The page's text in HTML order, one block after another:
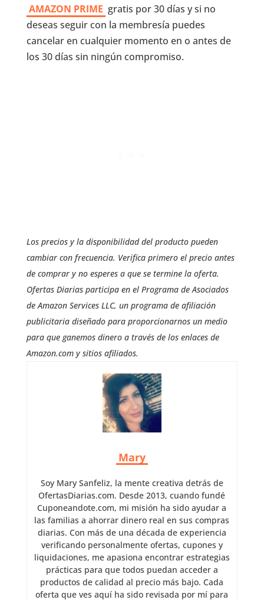
AMAZON PRIME gratis por 30 días y si no
deseas seguir con la membresía puedes
cancelar en cualquier momento en o antes de
los 30 días sin ningún compromiso.
Los precios y la disponibilidad del producto pueden
cambiar con frecuencia. Verifica primero el precio antes
de comprar y no esperes a que se termine la oferta.
Ofertas Diarias participa en el Programa de Asociados
de Amazon Services LLC, un programa de afiliación
publicitaria diseñado para proporcionarnos un medio
para que ganemos dinero a través de los enlaces de
Amazon.com y sitios afiliados.
Mary
Soy Mary Sanfeliz, la mente creativa detrás de
OfertasDiarias.com. Desde 2013, cuando fundé
Cuponeandote.com, mi misión ha sido ayudar a
las familias a ahorrar dinero real en sus compras
diarias. Con más de una década de experiencia
verificando personalmente ofertas, cupones y
liquidaciones, me apasiona encontrar estrategias
prácticas para que todos puedan acceder a
productos de calidad al precio más bajo. Cada
oferta que ves aquí ha sido revisada por mí para